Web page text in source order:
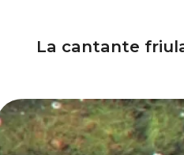
La cantante